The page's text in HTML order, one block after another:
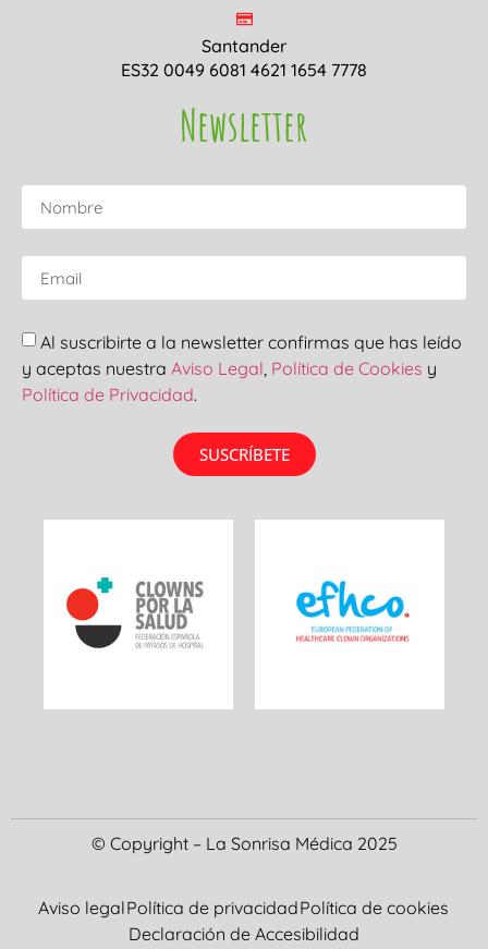
Santander
ES32 0049 6081 4621 1654 7778
Newsletter
Al suscribirte a la newsletter confirmas que has leído
y aceptas nuestra Aviso Legal, Política de Cookies y
Política de Privacidad.
SUSCRÍBETE
© Copyright – La Sonrisa Médica 2025
Aviso legalPolítica de privacidadPolítica de cookies
Declaración de Accesibilidad